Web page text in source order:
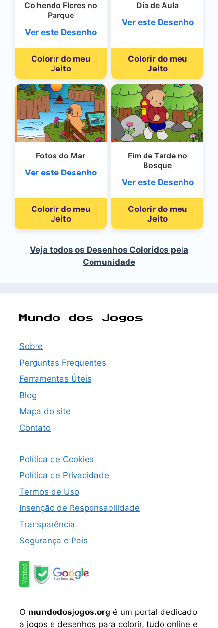
Colhendo Flores no
Parque
Ver este Desenho
Colorir do meu
Jeito
Dia de Aula
Ver este Desenho
Colorir do meu
Jeito
Fotos do Mar
Ver este Desenho
Colorir do meu
Jeito
Fim de Tarde no
Bosque
Ver este Desenho
Colorir do meu
Jeito
Veja todos os Desenhos Coloridos pela
Comunidade
Mundo dos Jogos
Sobre
Perguntas Frequentes
Ferramentas Úteis
Blog
Mapa do site
Contato
Política de Cookies
Política de Privacidade
Termos de Uso
Insenção de Responsabilidade
Transparência
Segurança e Pais
O mundodosjogos.org é um portal dedicado
a jogos e desenhos para colorir, tudo online e